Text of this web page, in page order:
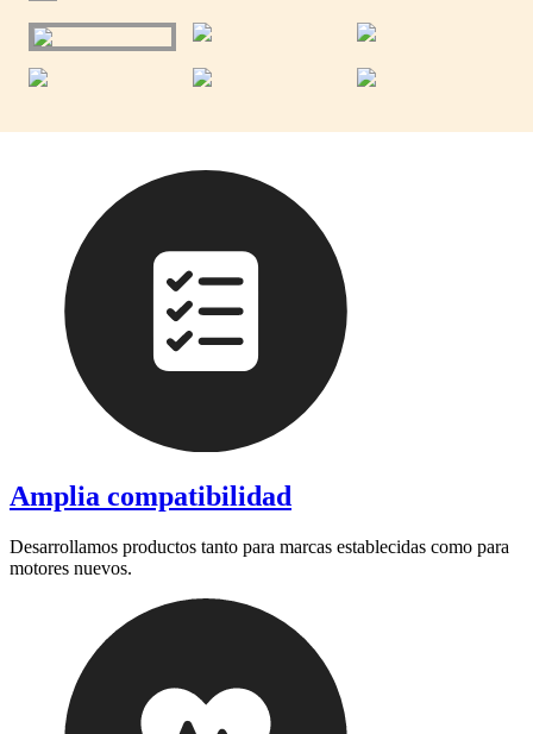
Amplia compatibilidad
Desarrollamos productos tanto para marcas establecidas como para
motores nuevos.